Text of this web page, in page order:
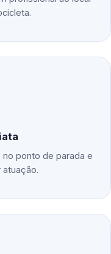
ponto de parada e